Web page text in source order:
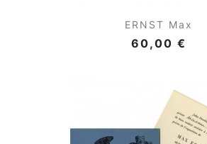
ERNST Max
60,00 €